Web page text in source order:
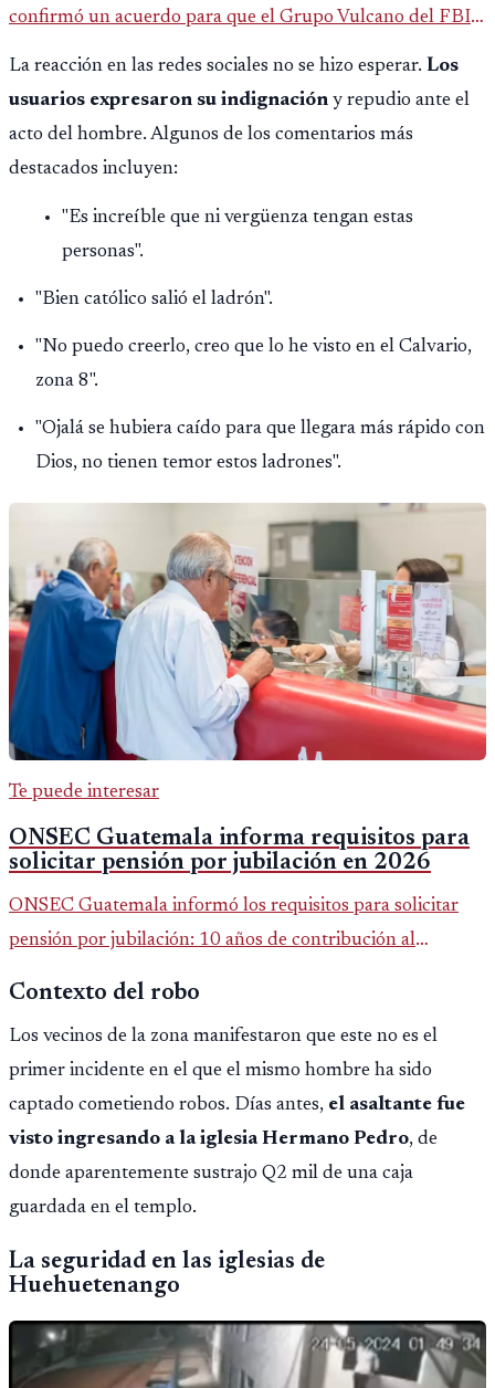
confirmó un acuerdo para que el Grupo Vulcano del FBI
opere en Guatemala a partir de julio, tras un intento
fallido con la administración anterior del Ministerio
Público.
La reacción en las redes sociales no se hizo esperar. Los
usuarios expresaron su indignación y repudio ante el
acto del hombre. Algunos de los comentarios más
destacados incluyen:
"Es increíble que ni vergüenza tengan estas
personas".
"Bien católico salió el ladrón".
"No puedo creerlo, creo que lo he visto en el Calvario,
zona 8".
"Ojalá se hubiera caído para que llegara más rápido con
Dios, no tienen temor estos ladrones".
Te puede interesar
ONSEC Guatemala informa requisitos para
solicitar pensión por jubilación en 2026
ONSEC Guatemala informó los requisitos para solicitar
pensión por jubilación: 10 años de contribución al
Contexto del robo
Los vecinos de la zona manifestaron que este no es el
primer incidente en el que el mismo hombre ha sido
captado cometiendo robos. Días antes, el asaltante fue
visto ingresando a la iglesia Hermano Pedro, de
donde aparentemente sustrajo Q2 mil de una caja
guardada en el templo.
La seguridad en las iglesias de
Huehuetenango